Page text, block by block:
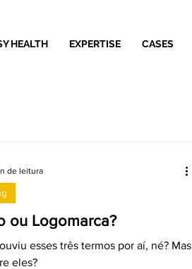
HEALTH EXPERTISE CASES
ou Logomarca?
esses três termos por aí, né? Mas
eles?
de leitura